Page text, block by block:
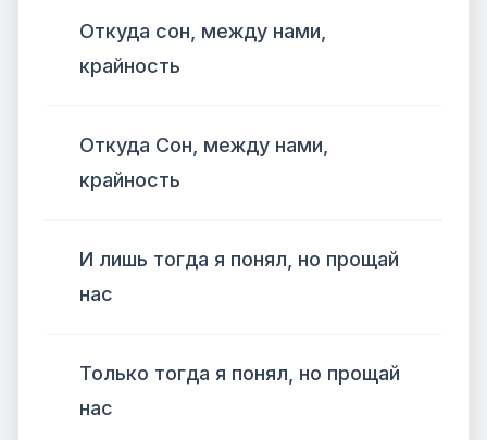
Откуда сон, между нами,
крайность
Откуда Сон, между нами,
крайность
И лишь тогда я понял, но прощай
нас
Только тогда я понял, но прощай
нас